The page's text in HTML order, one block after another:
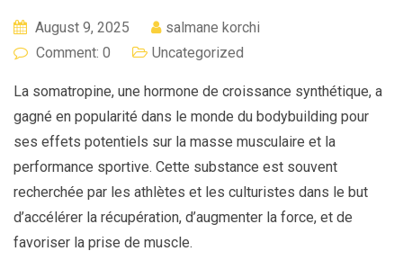
August 9, 2025
salmane korchi
Comment: 0
Uncategorized
La somatropine, une hormone de croissance synthétique, a
gagné en popularité dans le monde du bodybuilding pour
ses effets potentiels sur la masse musculaire et la
performance sportive. Cette substance est souvent
recherchée par les athlètes et les culturistes dans le but
d’accélérer la récupération, d’augmenter la force, et de
favoriser la prise de muscle.